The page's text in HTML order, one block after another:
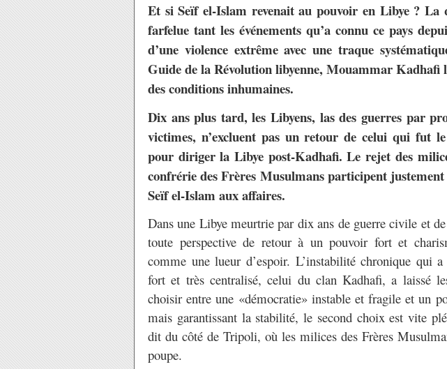
Et si Seïf el-Islam revenait au pouvoir en Libye ? La
farfelue tant les événements qu’a connu ce pays
d’une violence extrême avec une traque
Guide de la Révolution libyenne, Mouammar Kadhafi
des conditions inhumaines.
Dix ans plus tard, les Libyens, las des guerres par
victimes, n’excluent pas un retour de celui qui fut
pour diriger la Libye post-Kadhafi. Le rejet des
confrérie des Frères Musulmans participent
Seïf el-Islam aux affaires.
Dans une Libye meurtrie par dix ans de guerre civile et
toute perspective de retour à un pouvoir fort et
comme une lueur d’espoir. L’instabilité chronique qui
fort et très centralisé, celui du clan Kadhafi, a laissé
choisir entre une «démocratie» instable et fragile et un
mais garantissant la stabilité, le second choix est vite
dit du côté de Tripoli, où les milices des Frères
poupe.